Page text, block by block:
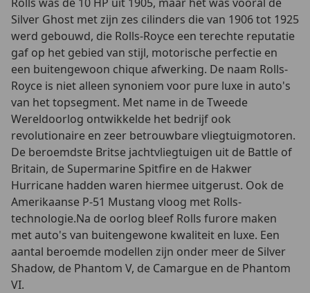
Silver Ghost met zijn zes cilinders die van 1906 tot 1925
werd gebouwd, die Rolls-Royce een terechte reputatie
gaf op het gebied van stijl, motorische perfectie en
een buitengewoon chique afwerking. De naam Rolls-
Royce is niet alleen synoniem voor pure luxe in auto's
van het topsegment. Met name in de Tweede
Wereldoorlog ontwikkelde het bedrijf ook
revolutionaire en zeer betrouwbare vliegtuigmotoren.
De beroemdste Britse jachtvliegtuigen uit de Battle of
Britain, de Supermarine Spitfire en de Hakwer
Hurricane hadden waren hiermee uitgerust. Ook de
Amerikaanse P-51 Mustang vloog met Rolls-
technologie.Na de oorlog bleef Rolls furore maken
met auto's van buitengewone kwaliteit en luxe. Een
aantal beroemde modellen zijn onder meer de Silver
Shadow, de Phantom V, de Camargue en de Phantom
VI.